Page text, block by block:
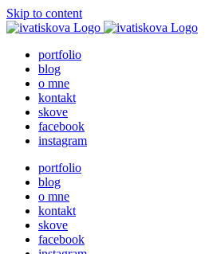
Skip to content
portfolio
blog
o mne
kontakt
skove
facebook
instagram
portfolio
blog
o mne
kontakt
skove
facebook